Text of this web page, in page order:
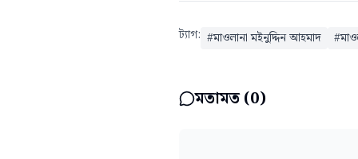
ট্যাগ: #মাওলানা মইনুদ্দিন আহমাদ #
মতামত (0)